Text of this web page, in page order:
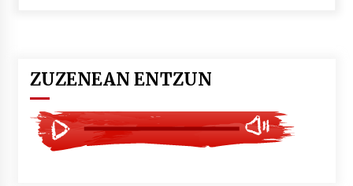
Larunbatean Plentziako Itsas Martxa ospatuko
da
2026/07/07
ZUZENEAN ENTZUN